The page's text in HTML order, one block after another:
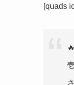
[quads